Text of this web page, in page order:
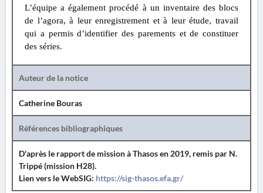
L’équipe a également procédé à un inventaire des blocs
de l’agora, à leur enregistrement et à leur étude, travail
qui a permis d’identifier des parements et de constituer
des séries.
Auteur de la notice
Catherine Bouras
Références bibliographiques
D'après le rapport de mission à Thasos en 2019, remis par N.
Trippé(mission H28).
Lien vers le WebSIG: https://sig-thasos.efa.gr/